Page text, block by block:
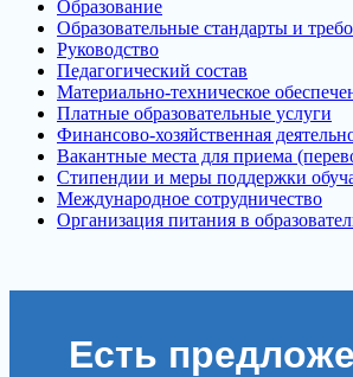
Образование
Образовательные стандарты и
Руководство
Педагогический состав
Материально-техническое
Платные образовательные услуги
Финансово-хозяйственная
Вакантные места для приема
Стипендии и меры поддержки
Международное сотрудничество
Организация питания в
Есть